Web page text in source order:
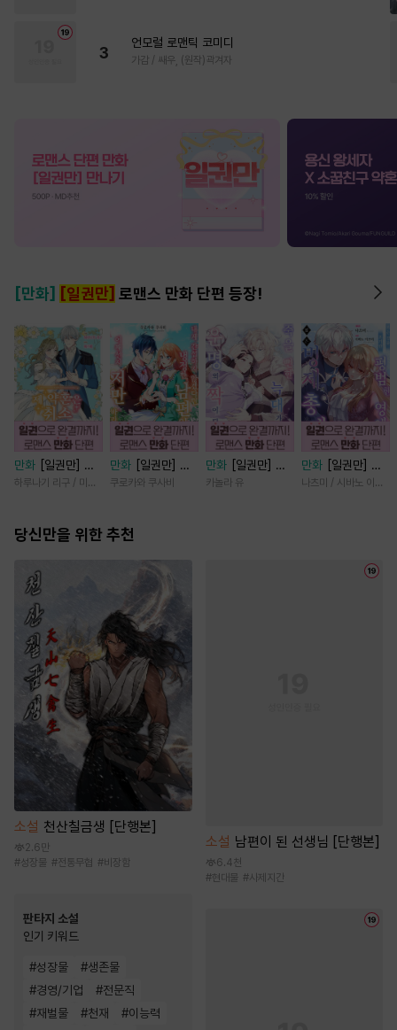
3
언모럴 로맨틱 코미디
가감 / 쌔우, (원작)곽겨자
[만화] [일권만] 로맨스 만화 단편 등장!
만화
[일권만] 제
약혼은 취소되었습
하루나기 리구 / 미즈메
만화
[일권만] 내
게 간섭하지 않겠
바라봅니다 [단행
쿠로카와 쿠사비
만화
[일권만] 죽
을 뻔한 늑대가 운
카놀라 유
만화
[일권만] 모
든 것을 포기한 평
나츠미 / 시바노 이즈미
당신만을 위한 추천
소설 천산칠금생 [단행본]
2.6만
#성장물 #전통무협 #비장함
판타지 소설
인기 키워드
#성장물 #생존물
#경영/기업 #전문직
#재벌물 #천재 #이능력
소설 남편이 된 선생님 [단행본]
6.4천
#현대물 #사제지간